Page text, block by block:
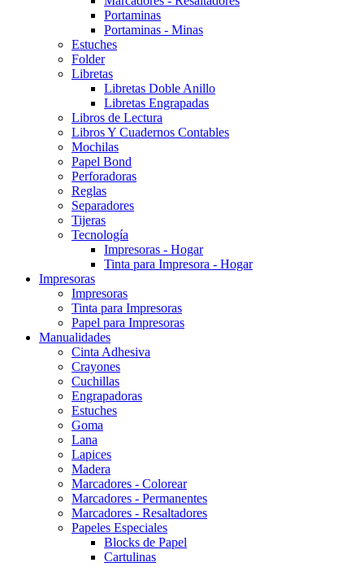
Portaminas
Portaminas - Minas
Estuches
Folder
Libretas
Libretas Doble Anillo
Libretas Engrapadas
Libros de Lectura
Libros Y Cuadernos Contables
Mochilas
Papel Bond
Perforadoras
Reglas
Separadores
Tijeras
Tecnología
Impresoras - Hogar
Tinta para Impresora - Hogar
Impresoras
Impresoras
Tinta para Impresoras
Papel para Impresoras
Manualidades
Cinta Adhesiva
Crayones
Cuchillas
Engrapadoras
Estuches
Goma
Lana
Lapices
Madera
Marcadores - Colorear
Marcadores - Permanentes
Marcadores - Resaltadores
Papeles Especiales
Blocks de Papel
Cartulinas